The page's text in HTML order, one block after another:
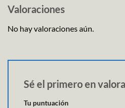
Valoraciones
No hay valoraciones aún.
Sé el primero en
Tu puntuación